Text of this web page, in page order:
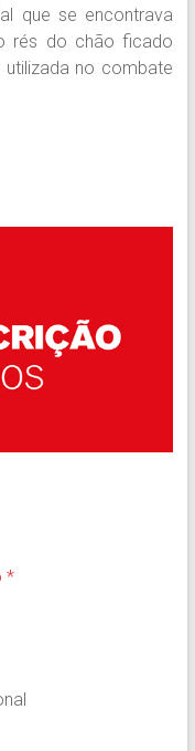
que se encontrava
rés do chão ficado
no combate
*